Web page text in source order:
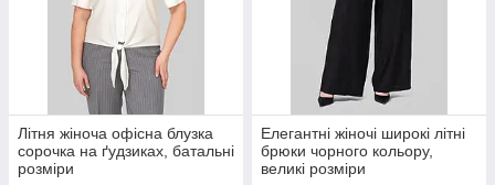
Літня жіноча офісна блузка
сорочка на ґудзиках, батальні
розміри
Елегантні жіночі широкі літні
брюки чорного кольору,
великі розміри